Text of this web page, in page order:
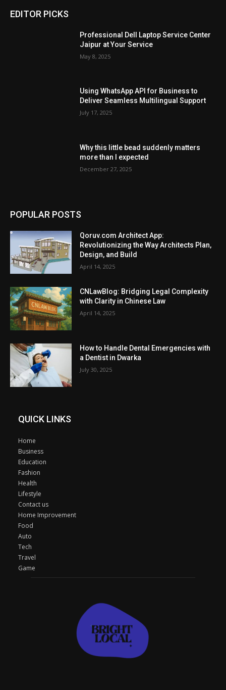
EDITOR PICKS
Professional Dell Laptop Service Center
Jaipur at Your Service
May 8, 2025
Using WhatsApp API for Business to
Deliver Seamless Multilingual Support
July 17, 2025
Why this little bead suddenly matters
more than I expected
December 27, 2025
POPULAR POSTS
Qoruv.com Architect App:
Revolutionizing the Way Architects Plan,
Design, and Build
April 14, 2025
CNLawBlog: Bridging Legal Complexity
with Clarity in Chinese Law
April 14, 2025
How to Handle Dental Emergencies with
a Dentist in Dwarka
July 30, 2025
QUICK LINKS
Home
Business
Education
Fashion
Health
Lifestyle
Contact us
Home Improvement
Food
Auto
Tech
Travel
Game